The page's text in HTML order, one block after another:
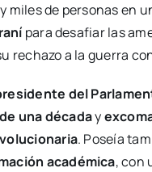
miles de personas en
para desafiar las
rechazo a la guerra
del
una décaday
. Poseía
académica, con